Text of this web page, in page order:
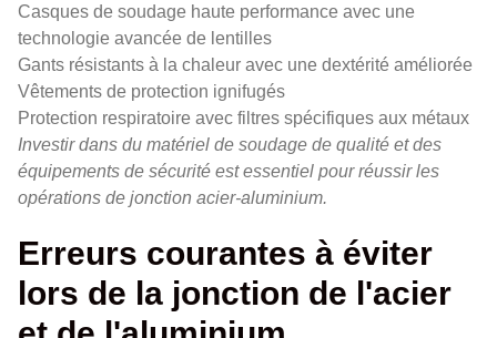
Casques de soudage haute performance avec une
technologie avancée de lentilles
Gants résistants à la chaleur avec une dextérité améliorée
Vêtements de protection ignifugés
Protection respiratoire avec filtres spécifiques aux métaux
Investir dans du matériel de soudage de qualité et des
équipements de sécurité est essentiel pour réussir les
opérations de jonction acier-aluminium.
Erreurs courantes à éviter
lors de la jonction de l'acier